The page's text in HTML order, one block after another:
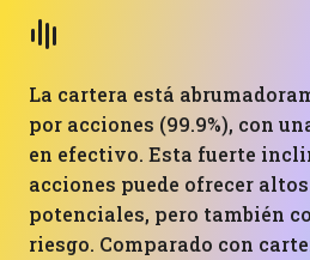
La cartera está
por acciones (99.9%), con
en efectivo. Esta fuerte
acciones puede ofrecer
potenciales, pero también
riesgo. Comparado con